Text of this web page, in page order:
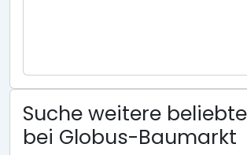
Suche weitere
bei Globus-Baumarkt